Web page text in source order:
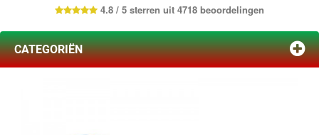
4.8 / 5 sterren uit 4718 beoordelingen
CATEGORIËN